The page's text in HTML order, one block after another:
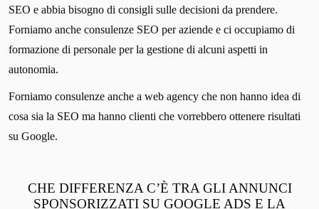
SEO e abbia bisogno di consigli sulle decisioni da prendere.
Forniamo anche consulenze SEO per aziende e ci occupiamo di
formazione di personale per la gestione di alcuni aspetti in
autonomia.
Forniamo consulenze anche a web agency che non hanno idea di
cosa sia la SEO ma hanno clienti che vorrebbero ottenere risultati
su Google.
CHE DIFFERENZA C’È TRA GLI ANNUNCI
SPONSORIZZATI SU GOOGLE ADS E LA